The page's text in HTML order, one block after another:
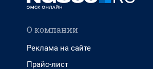
О компании
Реклама на сайте
Прайс-лист